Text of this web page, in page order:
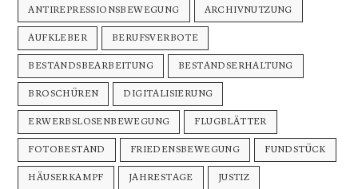
ANTIREPRESSIONSBEWEGUNG ARCHIVNUTZUNG
AUFKLEBER BERUFSVERBOTE
BESTANDSBEARBEITUNG BESTANDSERHALTUNG
BROSCHÜREN DIGITALISIERUNG
ERWERBSLOSENBEWEGUNG FLUGBLÄTTER
FOTOBESTAND FRIEDENSBEWEGUNG FUNDSTÜCK
HÄUSERKAMPF JAHRESTAGE JUSTIZ